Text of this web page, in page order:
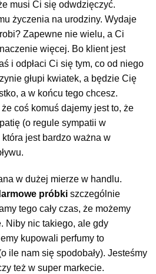
musi Ci się odwdzięczyć.
życzenia na urodziny. Wydaje
Zapewne nie wielu, a Ci
więcej. Bo klient jest
i odpłaci Ci się tym, co od niego
głupi kwiatek, a będzie Cię
a w końcu tego chcesz.
coś komuś dajemy jest to, że
(o regule sympatii w
która jest bardzo ważna w
w dużej mierze w handlu.
próbki szczególnie
tego cały czas, że możemy
Niby nic takiego, ale gdy
kupowali perfumy to
ile nam się spodobały). Jesteśmy
też w super markecie.